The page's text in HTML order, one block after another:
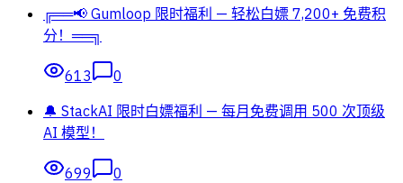
╔══📢 Gumloop 限时福利 — 轻松白嫖 7,200+ 免费积
分！══╗
613
0
🔔 StackAI 限时白嫖福利 — 每月免费调用 500 次顶级
AI 模型！
699
0